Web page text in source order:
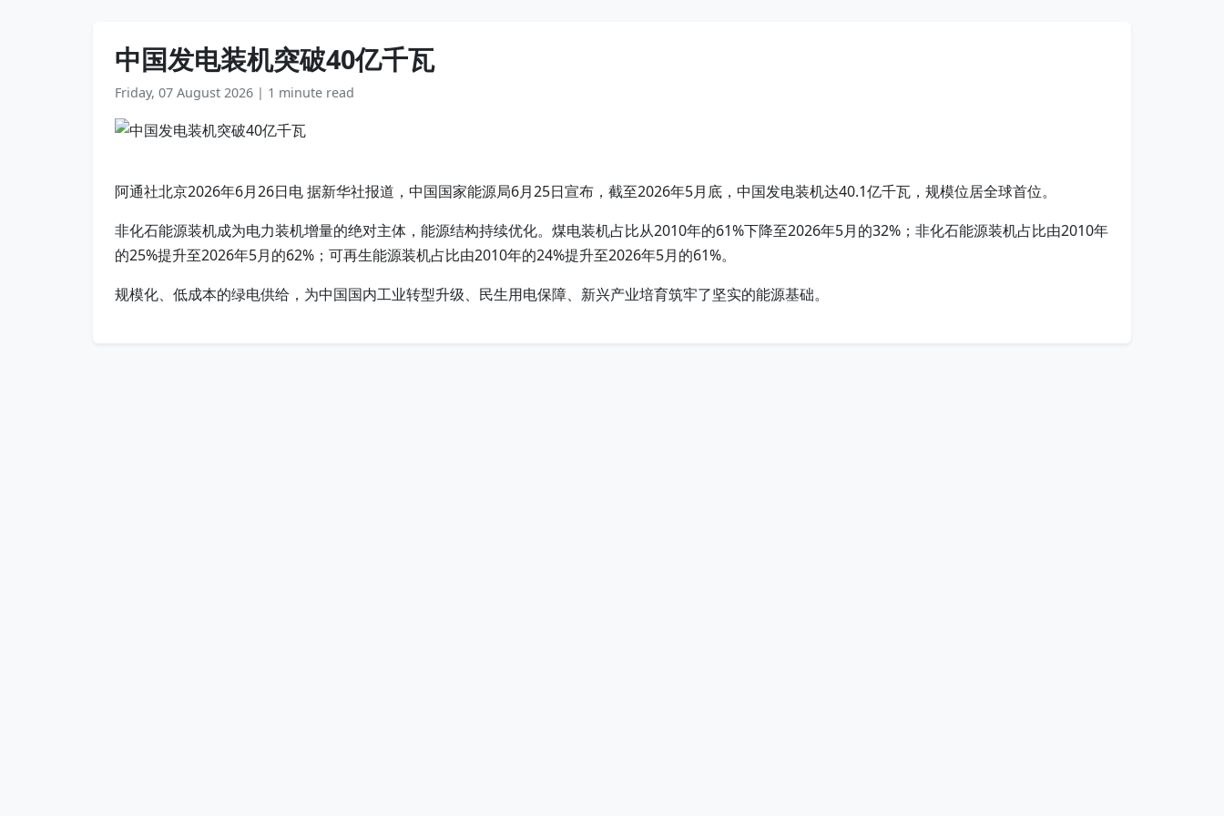
中国发电装机突破40亿千瓦
Friday, 07 August 2026 | 1 minute read
阿通社北京2026年6月26日电 据新华社报道，中国国家能源局6月25日宣布，截至2026年5月底，中国发电装机达40.1亿千瓦，规模位居全球首位。
非化石能源装机成为电力装机增量的绝对主体，能源结构持续优化。煤电装机占比从2010年的61%下降至2026年5月的32%；非化石能源装机占比由2010年
的25%提升至2026年5月的62%；可再生能源装机占比由2010年的24%提升至2026年5月的61%。
规模化、低成本的绿电供给，为中国国内工业转型升级、民生用电保障、新兴产业培育筑牢了坚实的能源基础。